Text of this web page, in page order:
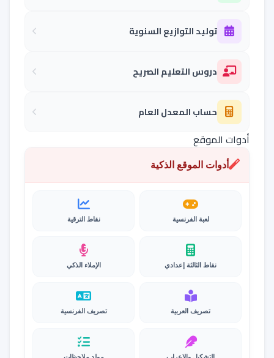
توليد التوازيع السنوية
دروس التعليم الصريح
حساب المعدل العام
أدوات الموقع
أدوات الموقع الذكية
لعبة الفرنسية نقاط الترقية
نقاط الثالثة إعدادي الإملاء الذكي
تصريف العربية تصريف الفرنسية